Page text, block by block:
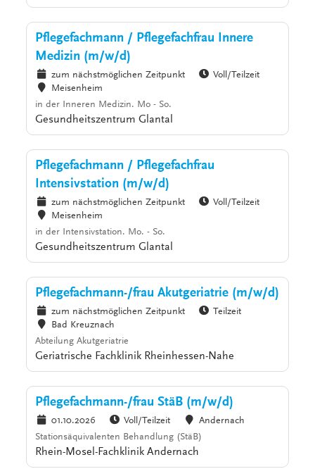
Pflegefachmann / Pflegefachfrau Innere
Medizin (m/w/d)
zum nächstmöglichen Zeitpunkt
Voll/Teilzeit
Meisenheim
in der Inneren Medizin. Mo - So.
Gesundheitszentrum Glantal
Pflegefachmann / Pflegefachfrau
Intensivstation (m/w/d)
zum nächstmöglichen Zeitpunkt
Voll/Teilzeit
Meisenheim
in der Intensivstation. Mo. - So.
Gesundheitszentrum Glantal
Pflegefachmann-/frau Akutgeriatrie (m/w/d)
zum nächstmöglichen Zeitpunkt
Teilzeit
Bad Kreuznach
Abteilung Akutgeriatrie
Geriatrische Fachklinik Rheinhessen-Nahe
Pflegefachmann-/frau StäB (m/w/d)
01.10.2026 Voll/Teilzeit
Andernach
Stationsäquivalenten Behandlung (StäB)
Rhein-Mosel-Fachklinik Andernach